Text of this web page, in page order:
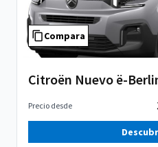
Compara
Citroën Nuevo ë-
Precio desde